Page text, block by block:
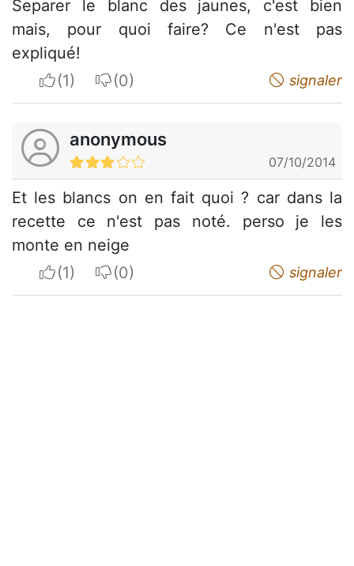
Separer le blanc des jaunes, c'est bien
mais, pour quoi faire? Ce n'est pas
expliqué!
I apreciateI do not appreciate signaler
anonymous
07/10/2014
Et les blancs on en fait quoi ? car dans la
recette ce n'est pas noté. perso je les
monte en neige
I apreciateI do not appreciate signaler